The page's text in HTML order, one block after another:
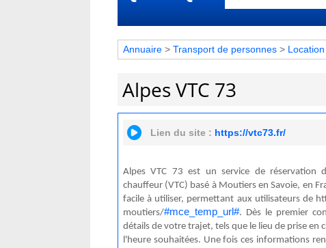
Annuaire > Transport de personnes >
Alpes VTC 73
Lien du site : https://vtc73.fr/
Alpes VTC 73 est un service de réservation
chauffeur (VTC) basé à Moutiers en Savoie, en
facile à utiliser, permettant aux utilisateurs de
moutiers/#mce_temp_url#. Dès le premier
détails de votre trajet, tels que le lieu de prise en
l'heure souhaitées. Une fois ces informations